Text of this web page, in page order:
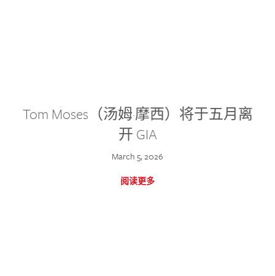
Tom Moses（汤姆·摩西）将于五月离
开 GIA
March 5, 2026
阅读更多